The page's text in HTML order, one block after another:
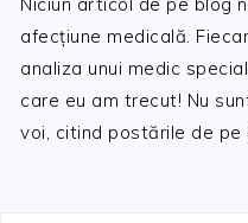
afecțiune medicală.
analiza unui medic
care eu am trecut! Nu
voi, citind postările de pe